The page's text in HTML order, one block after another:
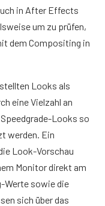
in After Effects
um zu prüfen,
dem Compositing in
Looks als
eine Vielzahl an
Looks so
werden. Ein
Look-Vorschau
Monitor direkt am
Werte sowie die
sich über das